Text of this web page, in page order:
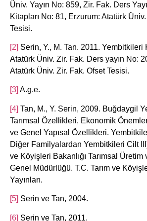
Üniv. Yayın No: 859, Zir. Fak. Ders
Kitapları No: 81, Erzurum: Atatürk
Tesisi.
[2] Serin, Y., M. Tan. 2011. Yembitkileri
Atatürk Üniv. Zir. Fak. Ders yayın No:
Atatürk Üniv. Zir. Fak. Ofset Tesisi.
[3] A.g.e.
[4] Tan, M., Y. Serin, 2009. Buğdaygil
Tarımsal Özellikleri, Ekonomik
ve Genel Yapısal Özellikleri.
Diğer Familyalardan Yembitkileri Cilt
ve Köyişleri Bakanlığı Tarımsal
Genel Müdürlüğü. T.C. Tarım ve
Yayınları.
[5] Serin ve Tan, 2004.
[6] Serin ve Tan, 2011.